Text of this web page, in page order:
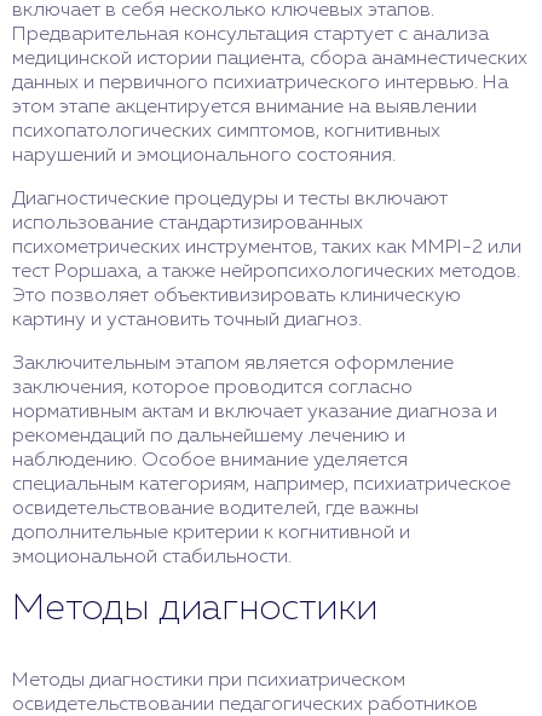
включает в себя несколько ключевых этапов.
Предварительная консультация стартует с анализа
медицинской истории пациента, сбора анамнестических
данных и первичного психиатрического интервью. На
этом этапе акцентируется внимание на выявлении
психопатологических симптомов, когнитивных
нарушений и эмоционального состояния.
Диагностические процедуры и тесты включают
использование стандартизированных
психометрических инструментов, таких как MMPI-2 или
тест Роршаха, а также нейропсихологических методов.
Это позволяет объективизировать клиническую
картину и установить точный диагноз.
Заключительным этапом является оформление
заключения, которое проводится согласно
нормативным актам и включает указание диагноза и
рекомендаций по дальнейшему лечению и
наблюдению. Особое внимание уделяется
специальным категориям, например, психиатрическое
освидетельствование водителей, где важны
дополнительные критерии к когнитивной и
эмоциональной стабильности.
Методы диагностики
Методы диагностики при психиатрическом
освидетельствовании педагогических работников